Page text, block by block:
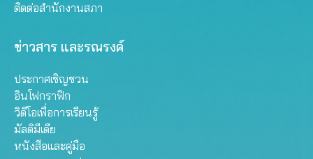
ติดต่อสำนักงานสภา
ข่าวสาร และรณรงค์
ประกาศเชิญชวน
อินโฟกราฟิก
วิดีโอเพื่อการเรียนรู้
มัลติมีเดีย
หนังสือและคู่มือ